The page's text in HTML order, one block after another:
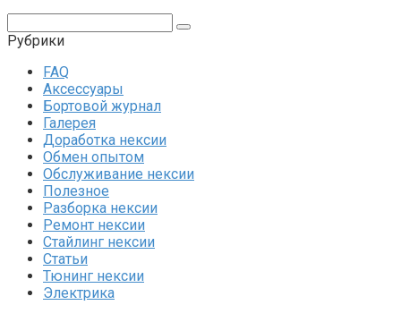
Рубрики
FAQ
Аксессуары
Бортовой журнал
Галерея
Доработка нексии
Обмен опытом
Обслуживание нексии
Полезное
Разборка нексии
Ремонт нексии
Стайлинг нексии
Статьи
Тюнинг нексии
Электрика